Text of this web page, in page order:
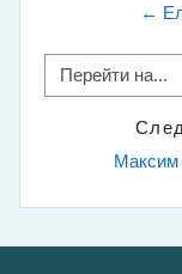
←
Перейти на...
Максим